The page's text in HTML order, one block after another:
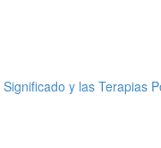
y las Terapias